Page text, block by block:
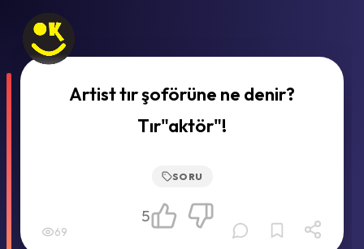
Artist tır şoförüne ne denir?
Tır"aktör"!
SORU
69
5